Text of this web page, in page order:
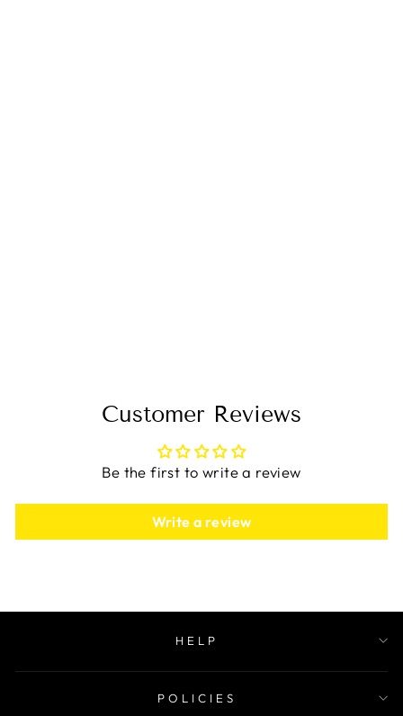
Customer Reviews
Be the first to write a review
Write a review
HELP
POLICIES